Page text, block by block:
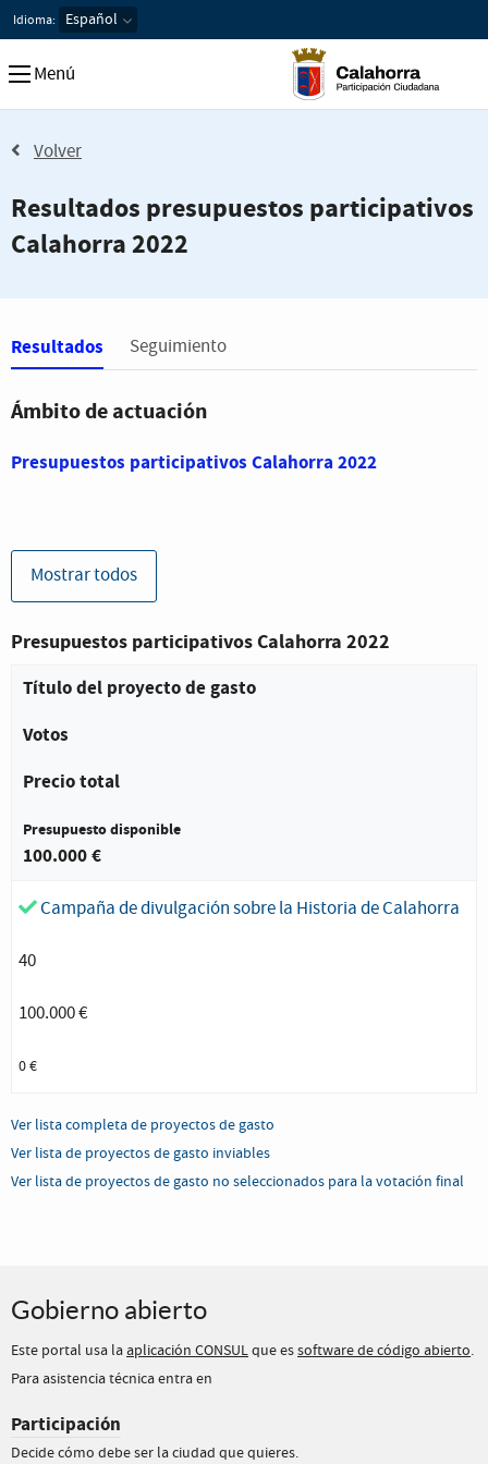
Idioma:
Menú
Volver
Resultados presupuestos participativos
Calahorra 2022
Estás en
Resultados Seguimiento
Ámbito de actuación
Presupuestos participativos Calahorra 2022
Mostrar todos
Presupuestos participativos Calahorra 2022
Título del proyecto de gasto
Votos
Precio total
Presupuesto disponible
100.000 €
Proyecto de gasto aceptado:
Campaña de divulgación sobre la Historia de Calahorra
40
100.000 €
0 €
Ver lista completa de proyectos de gasto
Ver lista de proyectos de gasto inviables
Ver lista de proyectos de gasto no seleccionados para la votación final
Gobierno abierto
Este portal usa la aplicación CONSULque essoftware de código abierto.
Para asistencia técnica entra en
Participación
Decide cómo debe ser la ciudad que quieres.